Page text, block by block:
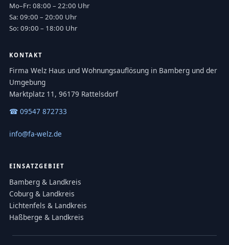
Mo–Fr: 08:00 – 22:00 Uhr
Sa: 09:00 – 20:00 Uhr
So: 09:00 – 18:00 Uhr
KONTAKT
Firma Welz Haus und Wohnungsauflösung in Bamberg und der
Umgebung
Marktplatz 11, 96179 Rattelsdorf
☎ 09547 872733
info@fa-welz.de
EINSATZGEBIET
Bamberg & Landkreis
Coburg & Landkreis
Lichtenfels & Landkreis
Haßberge & Landkreis